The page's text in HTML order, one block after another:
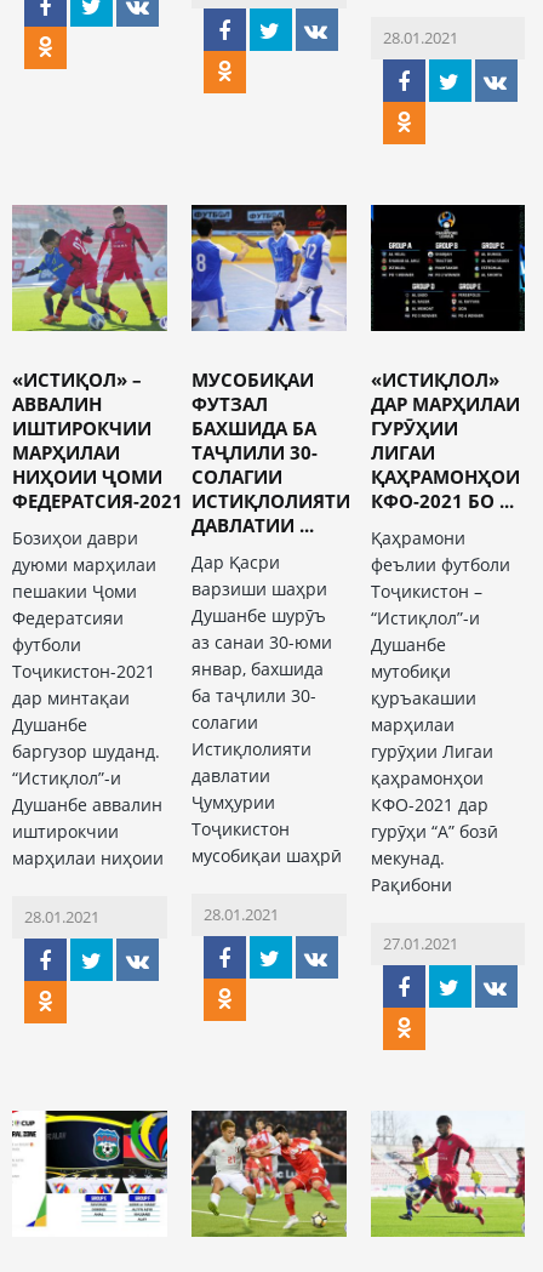
28.01.2021
«ИСТИҚОЛ» –
АВВАЛИН
ИШТИРОКЧИИ
МАРҲИЛАИ
НИҲОИИ ҶОМИ
ФЕДЕРАТСИЯ-2021
Бозиҳои даври
дуюми марҳилаи
пешакии Ҷоми
Федератсияи
футболи
Тоҷикистон-2021
дар минтақаи
Душанбе
баргузор шуданд.
“Истиқлол”-и
Душанбе аввалин
иштирокчии
марҳилаи ниҳоии
28.01.2021
МУСОБИҚАИ
ФУТЗАЛ
БАХШИДА БА
ТАҶЛИЛИ 30-
СОЛАГИИ
ИСТИҚЛОЛИЯТИ
ДАВЛАТИИ ...
Дар Қасри
варзиши шаҳри
Душанбе шурӯъ
аз санаи 30-юми
январ, бахшида
ба таҷлили 30-
солагии
Истиқлолияти
давлатии
Ҷумҳурии
Тоҷикистон
мусобиқаи шаҳрӣ
28.01.2021
«ИСТИҚЛОЛ»
ДАР МАРҲИЛАИ
ГУРӮҲИИ
ЛИГАИ
ҚАҲРАМОНҲОИ
КФО-2021 БО ...
Қаҳрамони
феълии футболи
Тоҷикистон –
“Истиқлол”-и
Душанбе
мутобиқи
қуръакашии
марҳилаи
гурӯҳии Лигаи
қаҳрамонҳои
КФО-2021 дар
гурӯҳи “А” бозӣ
мекунад.
Рақибони
27.01.2021